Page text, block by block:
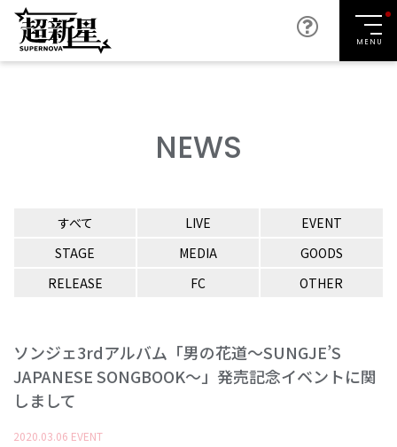
MENU
NEWS
すべて LIVE
EVENT
STAGE
MEDIA
GOODS
RELEASE
FC OTHER
ソンジェ3rdアルバム「男の花道～SUNGJE’S
JAPANESE SONGBOOK～」発売記念イベントに関
しまして
2020.03.06 EVENT